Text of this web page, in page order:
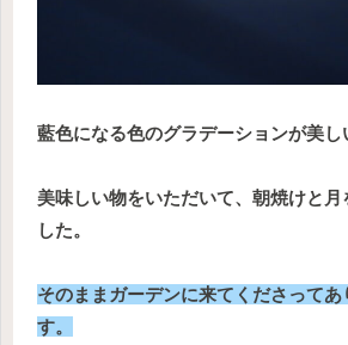
藍色になる色のグラデーションが美し
美味しい物をいただいて、朝焼けと
した。
そのままガーデンに来てくださってあ
す。